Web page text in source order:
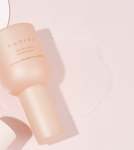
個人の感想です